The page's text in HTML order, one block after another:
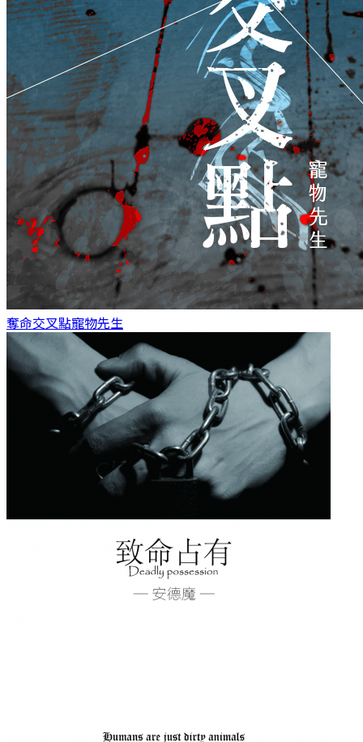
奪命交叉點寵物先生